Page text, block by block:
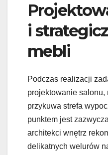
i
mebli
Podczas realizacji
projektowanie
przykuwa strefa
punktem jest
architekci wnętrz
delikatnych welurów